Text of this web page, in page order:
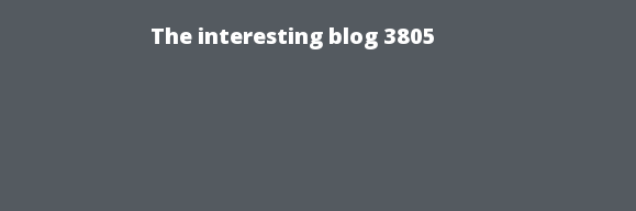
The interesting blog 3805